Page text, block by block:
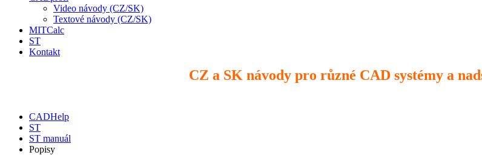
Video návody (CZ/SK)
Textové návody (CZ/SK)
MITCalc
ST
Kontakt
CZ a SK návody pro různé CAD systémy a
CADHelp
ST
ST manuál
Popisy